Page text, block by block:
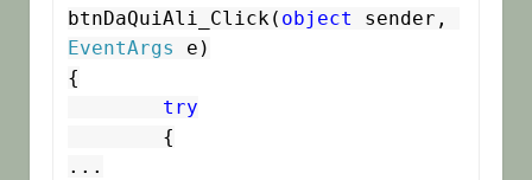
btnDaQuiAli_Click( object
EventArgs e)
{
try
...